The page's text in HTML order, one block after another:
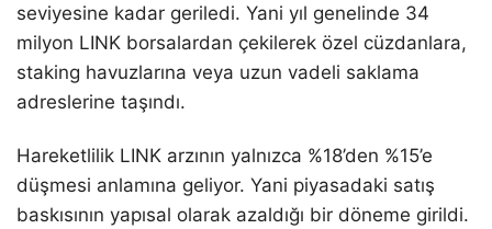
seviyesine kadar geriledi. Yani yıl genelinde 34
milyon LINK borsalardan çekilerek özel cüzdanlara,
staking havuzlarına veya uzun vadeli saklama
adreslerine taşındı.
Hareketlilik LINK arzının yalnızca %18’den %15’e
düşmesi anlamına geliyor. Yani piyasadaki satış
baskısının yapısal olarak azaldığı bir döneme girildi.